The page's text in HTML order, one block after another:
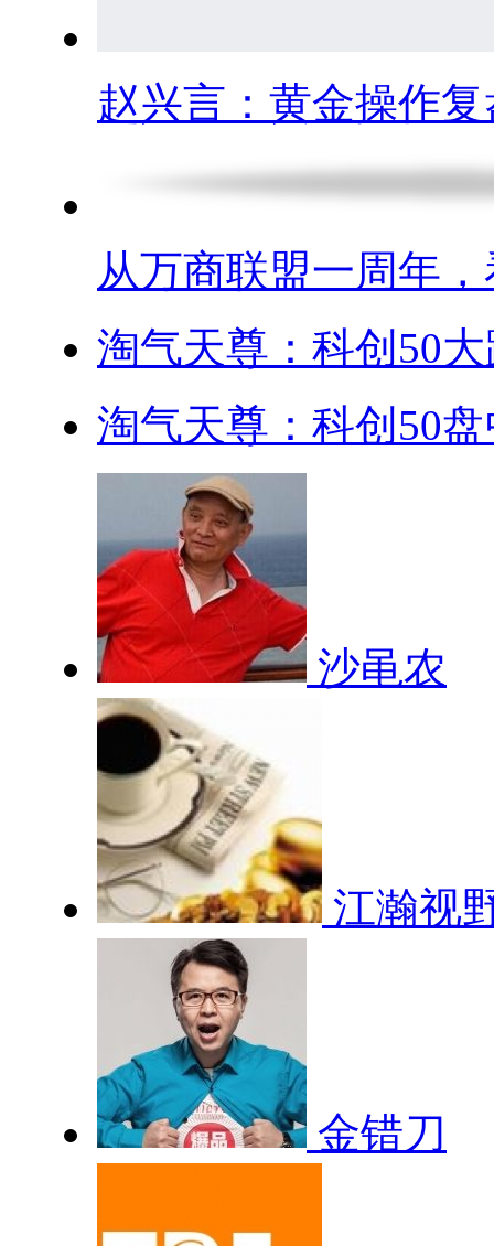
赵兴言：黄金操作复
从万商联盟一周年，
淘气天尊：科创50
淘气天尊：科创50
沙黾农
江瀚视
金错刀